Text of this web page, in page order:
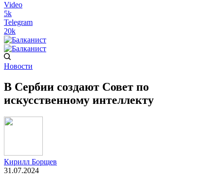
Video
5k
Telegram
20k
Новости
В Сербии создают Совет по
искусственному интеллекту
Кирилл Борщев
31.07.2024